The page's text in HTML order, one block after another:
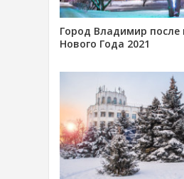
Город Владимир после
Нового Года 2021